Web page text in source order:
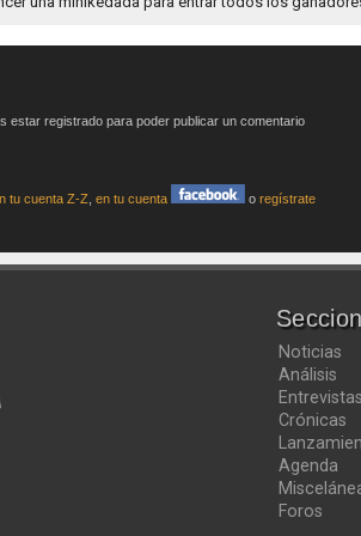
estar registrado para poder publicar un comentario
tu cuenta Z-Z ,en tu cuenta oregístrate
Noticias
Análisis
Entrevistas
Crónicas
Agenda
Foros